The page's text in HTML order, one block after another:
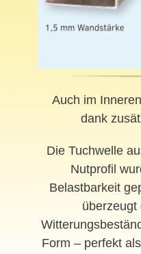
Auch im
dank
Die Tuchwelle
Nutprofil
Belastbarkeit
überzeugt
Form – perfekt